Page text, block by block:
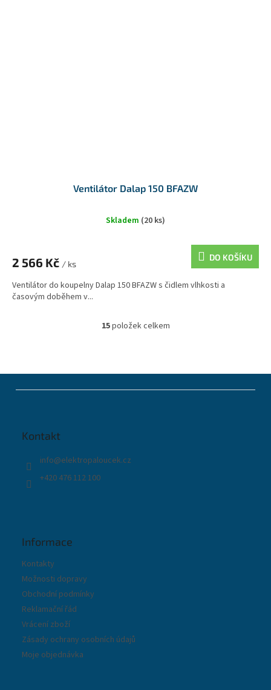
Ventilátor Dalap 150 BFAZW
Skladem (20 ks)
2 566 Kč / ks
DO KOŠÍKU
Ventilátor do koupelny Dalap 150 BFAZW s čidlem vlhkosti a
časovým doběhem v...
O
d
a
15položek celkem
Kontakt
info@elektropaloucek.cz
+420 476 112 100
Informace
Kontakty
Možnosti dopravy
Obchodní podmínky
Reklamační řád
Vrácení zboží
Zásady ochrany osobních údajů
Moje objednávka